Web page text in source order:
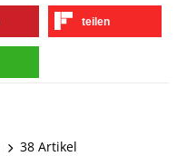
teilen
38 Artikel